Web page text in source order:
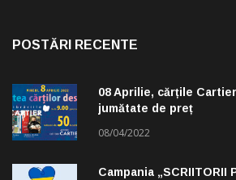
POSTĂRI RECENTE
08 Aprilie, cărțile
jumătate de preț
08/04/2022
Campania „SCRIITORII